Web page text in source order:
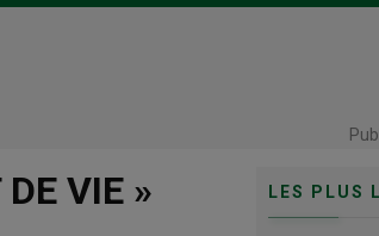
VIE » LES PLUS